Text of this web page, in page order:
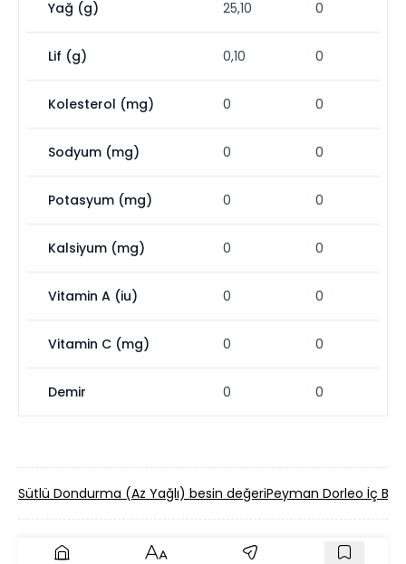
Yağ (g) 25,10 0
Lif (g) 0,10 0
Kolesterol (mg) 0 0
Sodyum (mg) 0 0
Potasyum (mg) 0 0
Kalsiyum (mg) 0 0
Vitamin A (iu) 0 0
Vitamin C (mg) 0 0
Demir 0 0
Sütlü Dondurma (Az Yağlı) besin değeriPeyman Dorleo İç